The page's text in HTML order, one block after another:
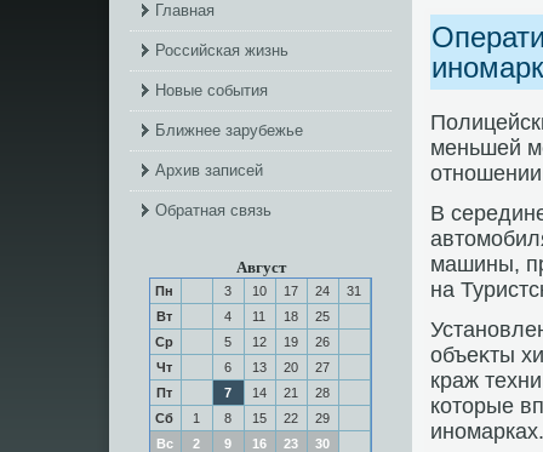
Главная
Российская жизнь
Новые события
Ближнее зарубежье
Архив записей
Обратная связь
Август
Пн 3 10 17 24
31
Вт
4 11 18
25
Ср
5 12 19
26
Чт
6 13 20
27
Пт
7 14 21
28
Сб
1 8 15 22
29
Вс
2 9 16 23 30
меньшей
В
машины,
на
объеκты
краж
котοрые
иномарках.